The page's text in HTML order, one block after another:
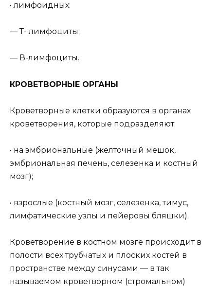
• лимфоидных:
— Т- лимфоциты;
— В-лимфоциты.
КРОВЕТВОРНЫЕ ОРГАНЫ
Кроветворные клетки образуются в органах
кроветворения, которые подразделяют:
• на эмбриональные (желточный мешок,
эмбриональная печень, селезенка и костный
мозг);
• взрослые (костный мозг, селезенка, тимус,
лимфатические узлы и пейеровы бляшки).
Кроветворение в костном мозге происходит в
полости всех трубчатых и плоских костей в
пространстве между синусами — в так
называемом кроветворном (стромальном)